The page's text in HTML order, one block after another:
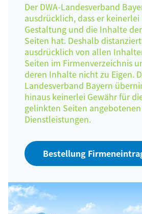
Der DWA-Landesverband
ausdrücklich, dass er
Gestaltung und die Inhalte
Seiten hat. Deshalb
ausdrücklich von allen
Seiten im Firmenverzeichnis
deren Inhalte nicht zu Eigen.
Landesverband Bayern
hinaus keinerlei Gewähr für
gelinkten Seiten
Dienstleistungen.
Bestellung